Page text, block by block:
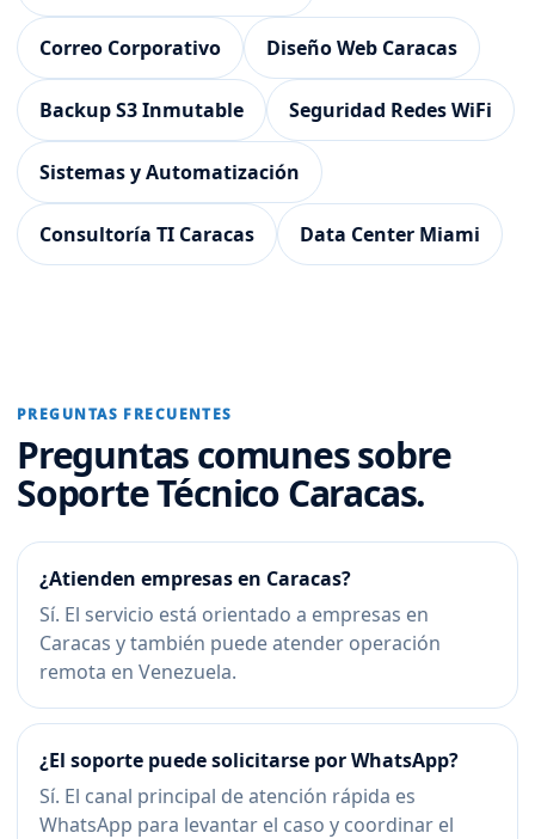
Correo Corporativo Diseño Web Caracas
Backup S3 Inmutable Seguridad Redes WiFi
Sistemas y Automatización
Consultoría TI Caracas Data Center Miami
PREGUNTAS FRECUENTES
Preguntas comunes sobre
Soporte Técnico Caracas.
¿Atienden empresas en Caracas?
Sí. El servicio está orientado a empresas en
Caracas y también puede atender operación
remota en Venezuela.
¿El soporte puede solicitarse por WhatsApp?
Sí. El canal principal de atención rápida es
WhatsApp para levantar el caso y coordinar el